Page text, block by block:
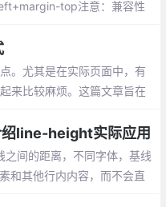
top注意：兼容性
。尤其是在实际页面中，有
来比较麻烦。这篇文章旨在
line-height实际应用
间的距离，不同字体，基线
和其他行内内容，而不会直